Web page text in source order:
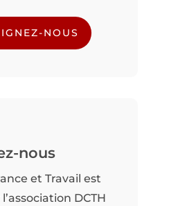
NOUS
nous
et Travail est
DCTH